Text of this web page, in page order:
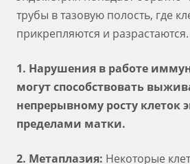
трубы в тазовую полость, где
прикрепляются и разрастаются.
1. Нарушения в работе
могут способствовать
непрерывному росту клеток
пределами матки.
2. Метаплазия: Некоторые